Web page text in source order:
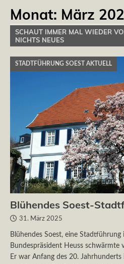
Monat: März
SCHAUT IMMER MAL WIEDER
NICHTS NEUES
STADTFÜHRUNG SOEST AKTUELL
Blühendes Soest-
31. März 2025
Blühendes Soest, eine
Bundespräsident Heuss schwärmte
Er war Anfang des 20.